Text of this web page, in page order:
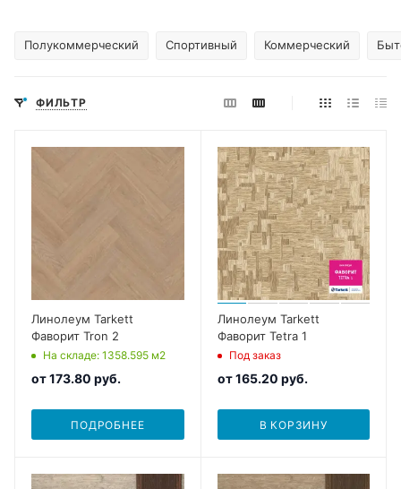
Полукоммерческий Спортивный Коммерческий
ФИЛЬТР
Линолеум Tarkett
Фаворит Tron 2
На складе: 1358.595 м2
от173.80 руб.
ПОДРОБНЕЕ
Линолеум Tarkett
Фаворит Tetra 1
Под заказ
от165.20 руб.
В КОРЗИНУ